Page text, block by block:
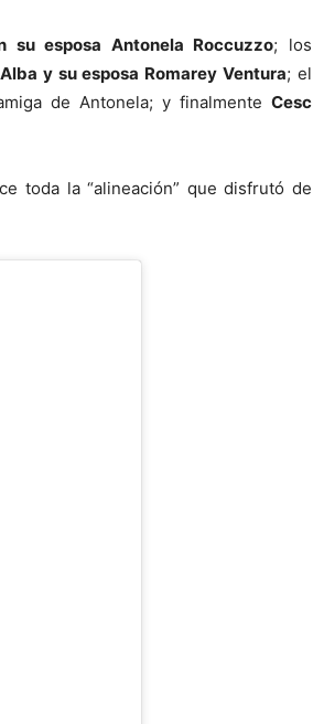
esposa Antonela Roccuzzo; los
y su esposa Romarey Ventura; el
de Antonela; y finalmenteCesc
toda la “alineación” que disfrutó de